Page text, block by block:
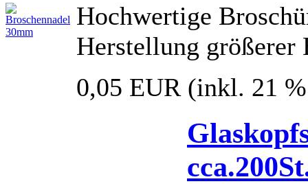
Hochwertige
Herstellung größerer
0,05 EUR (inkl. 21